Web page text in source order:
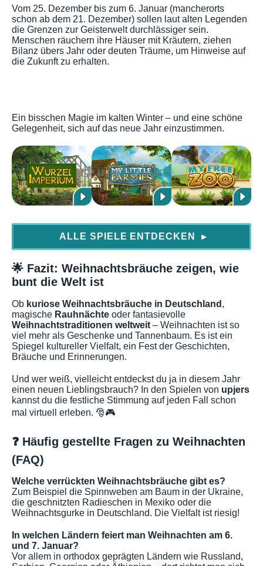
Vom 25. Dezember bis zum 6. Januar (mancherorts
schon ab dem 21. Dezember) sollen laut alten Legenden
die Grenzen zur Geisterwelt durchlässiger sein.
Menschen räuchern ihre Häuser mit Kräutern, ziehen
Bilanz übers Jahr oder deuten Träume, um Hinweise auf
die Zukunft zu erhalten.
Ein bisschen Magie im kalten Winter – und eine schöne
Gelegenheit, sich auf das neue Jahr einzustimmen.
ALLE SPIELE ENTDECKEN ▶
🌟 Fazit: Weihnachtsbräuche zeigen, wie
bunt die Welt ist
Ob kuriose Weihnachtsbräuche in Deutschland ,
magische Rauhnächte oder fantasievolle
Weihnachtstraditionen weltweit – Weihnachten ist so
viel mehr als Geschenke und Tannenbaum. Es ist ein
Spiegel kultureller Vielfalt, ein Fest der Geschichten,
Bräuche und Erinnerungen.
Und wer weiß, vielleicht entdeckst du ja in diesem Jahr
einen neuen Lieblingsbrauch? In den Spielen von upjers
kannst du die festliche Stimmung auf jeden Fall schon
mal virtuell erleben. 🎅🎮
❓ Häufig gestellte Fragen zu Weihnachten
(FAQ)
Welche verrückten Weihnachtsbräuche gibt es?
Zum Beispiel die Spinnweben am Baum in der Ukraine,
die geschnitzten Radieschen in Mexiko oder die
Weihnachtsgurke in Deutschland. Die Vielfalt ist riesig!
In welchen Ländern feiert man Weihnachten am 6.
und 7. Januar?
Vor allem in orthodox geprägten Ländern wie Russland,